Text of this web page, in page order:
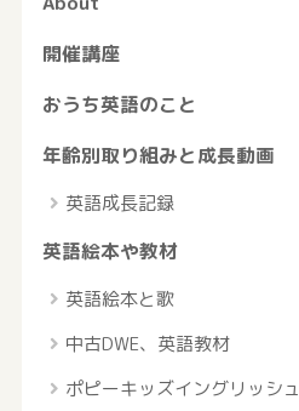
開催講座
おうち英語のこと
年齢別取り組みと成長動画
英語成長記録
英語絵本や教材
英語絵本と歌
中古DWE、英語教材
ポピーキッズイングリッシュ